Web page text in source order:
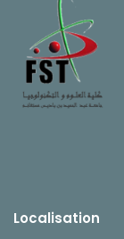
Localisation